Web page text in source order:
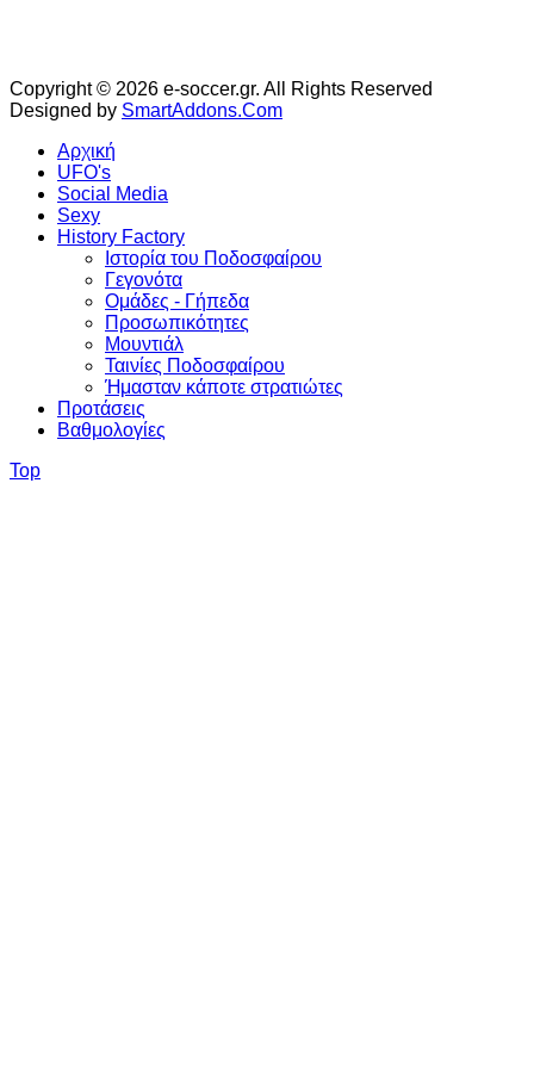
Copyright © 2026 e-soccer.gr. All Rights Reserved
Designed by SmartAddons.Com
Αρχική
UFO's
Social Media
Sexy
History Factory
Ιστορία του Ποδοσφαίρου
Γεγονότα
Ομάδες - Γήπεδα
Προσωπικότητες
Μουντιάλ
Ταινίες Ποδοσφαίρου
Ήμασταν κάποτε στρατιώτες
Προτάσεις
Βαθμολογίες
Top